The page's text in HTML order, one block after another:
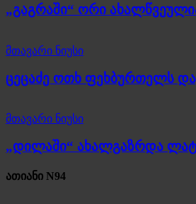
„გაგრაში“ ორი
მთავარი ნიუსი
ცეცაძე ოთხ ფეხბურთელს
მთავარი ნიუსი
„დილაში“ ახალგაზრდა
ათიანი N94